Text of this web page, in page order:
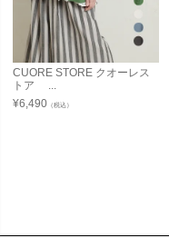
CUORE STORE クオーレス
トア ...
¥6,490 （税込）